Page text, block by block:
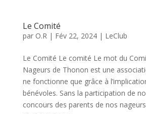
Le Comité
par O.R| Fév 22, 2024| LeClub
Le Comité Le comité Le mot du
Nageurs de Thonon est une
ne fonctionne que grâce à
bénévoles. Sans la participation de
concours des parents de nos